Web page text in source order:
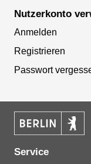
Nutzerkonto
Anmelden
Registrieren
Passwort
Service